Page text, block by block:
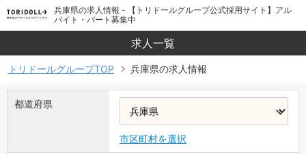
兵庫県の求人情報 - 【トリドールグループ公式採用サイト】アル
バイト・パート募集中
求人一覧
トリドールグループTOP 兵庫県の求人情報
都道府県
市区町村を選択